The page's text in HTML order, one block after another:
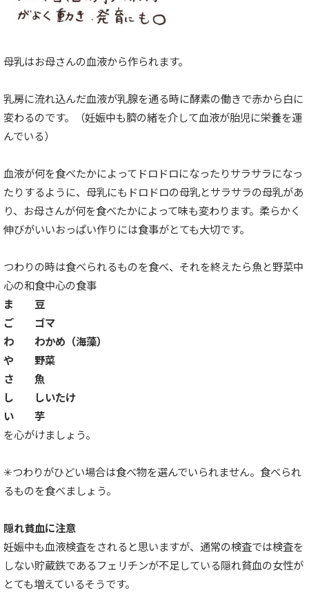
母乳はお母さんの血液から作られます。
乳房に流れ込んだ血液が乳腺を通る時に酵素の働きで赤から白に
変わるのです。（妊娠中も臍の緒を介して血液が胎児に栄養を運
んでいる）
血液が何を食べたかによってドロドロになったりサラサラになっ
たりするように、母乳にもドロドロの母乳とサラサラの母乳があ
り、お母さんが何を食べたかによって味も変わります。柔らかく
伸びがいいおっぱい作りには食事がとても大切です。
つわりの時は食べられるものを食べ、それを終えたら魚と野菜中
心の和食中心の食事
ま 豆
ご ゴマ
わ わかめ（海藻）
や 野菜
さ 魚
し しいたけ
い 芋
を心がけましょう。
✳︎つわりがひどい場合は食べ物を選んでいられません。食べられ
るものを食べましょう。
隠れ貧血に注意
妊娠中も血液検査をされると思いますが、通常の検査では検査を
しない貯蔵鉄であるフェリチンが不足している隠れ貧血の女性が
とても増えているそうです。